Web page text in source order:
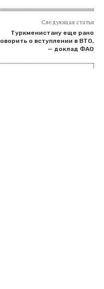
Следующая статья
Туркменистану еще рано
о вступлении в ВТО,
— доклад ФАО